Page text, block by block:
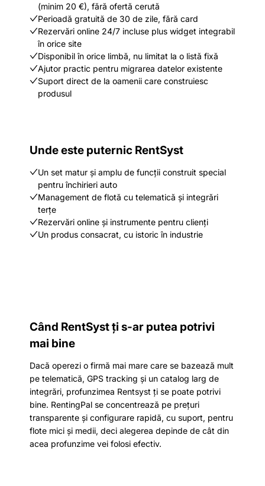
(minim 20 €), fără ofertă cerută
Perioadă gratuită de 30 de zile, fără card
Rezervări online 24/7 incluse plus widget integrabil
în orice site
Disponibil în orice limbă, nu limitat la o listă fixă
Ajutor practic pentru migrarea datelor existente
Suport direct de la oamenii care construiesc
produsul
Unde este puternic RentSyst
Un set matur și amplu de funcții construit special
pentru închirieri auto
Management de flotă cu telematică și integrări
terțe
Rezervări online și instrumente pentru clienți
Un produs consacrat, cu istoric în industrie
Când RentSyst ți s-ar putea potrivi
mai bine
Dacă operezi o firmă mai mare care se bazează mult
pe telematică, GPS tracking și un catalog larg de
integrări, profunzimea Rentsyst ți se poate potrivi
bine. RentingPal se concentrează pe prețuri
transparente și configurare rapidă, cu suport, pentru
flote mici și medii, deci alegerea depinde de cât din
acea profunzime vei folosi efectiv.